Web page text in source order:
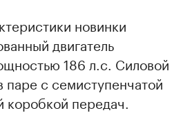
новинки
двигатель
186 л.с. Силовой
паре с семиступенчатой
передач.